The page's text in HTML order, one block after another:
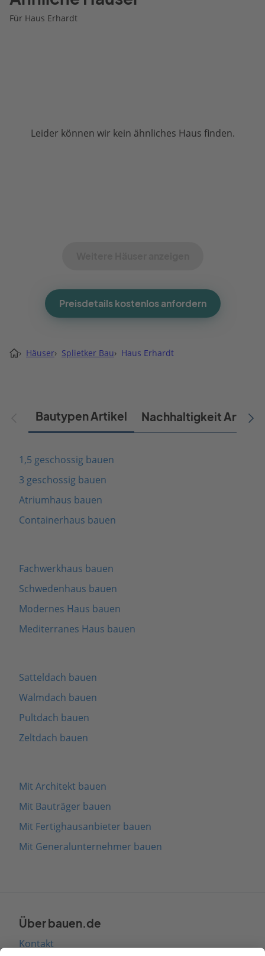
Für Haus Erhardt
Leider können wir kein ähnliches Haus finden.
Preisdetails kostenlos anfordern
› Häuser› Splietker Bau› Haus Erhardt
Bautypen Artikel Nachhaltigkeit Artikel
1,5 geschossig bauen
3 geschossig bauen
Atriumhaus bauen
Containerhaus bauen
Fachwerkhaus bauen
Schwedenhaus bauen
Modernes Haus bauen
Mediterranes Haus bauen
Satteldach bauen
Walmdach bauen
Pultdach bauen
Zeltdach bauen
Mit Architekt bauen
Mit Bauträger bauen
Mit Fertighausanbieter bauen
Mit Generalunternehmer bauen
Über bauen.de
Kontakt